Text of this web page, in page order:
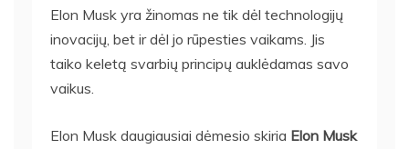
Elon Musk yra žinomas ne tik dėl technologijų
inovacijų, bet ir dėl jo rūpesties vaikams. Jis
taiko keletą svarbių principų auklėdamas savo
vaikus.
Elon Musk daugiausiai dėmesio skiria Elon Musk